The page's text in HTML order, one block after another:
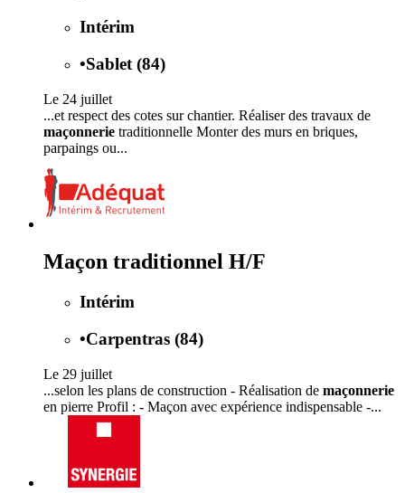
Intérim
•Sablet (84)
Le 24 juillet
...et respect des cotes sur chantier. Réaliser des travaux de
maçonnerie traditionnelle Monter des murs en briques,
parpaings ou...
Maçon traditionnel H/F
Intérim
•Carpentras (84)
Le 29 juillet
...selon les plans de construction - Réalisation de maçonnerie
en pierre Profil : - Maçon avec expérience indispensable -...